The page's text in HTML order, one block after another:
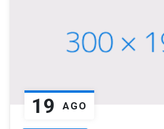
19 AGO